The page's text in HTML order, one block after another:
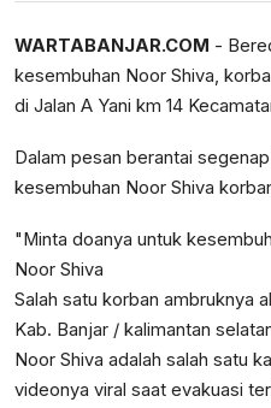
WARTABANJAR.COM -
kesembuhan Noor Shiva,
di Jalan A Yani km 14
Dalam pesan berantai
kesembuhan Noor Shiva
"Minta doanya untuk
Noor Shiva
Salah satu korban ambruknya
Kab. Banjar / kalimantan
Noor Shiva adalah salah satu
videonya viral saat evakuasi